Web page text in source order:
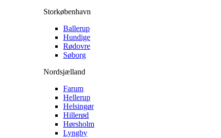
Storkøbenhavn
Ballerup
Hundige
Rødovre
Søborg
Nordsjælland
Farum
Hellerup
Helsingør
Hillerød
Hørsholm
Lyngby